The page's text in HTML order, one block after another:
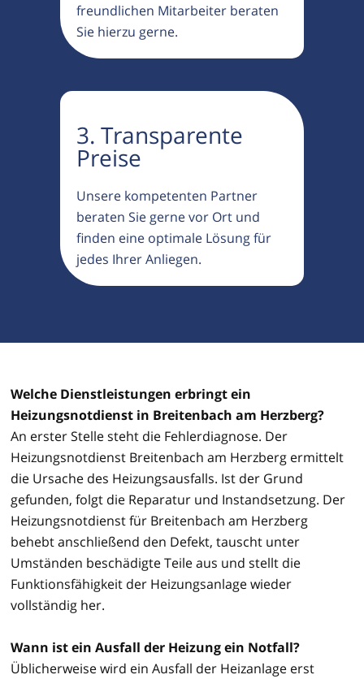
freundlichen Mitarbeiter beraten
Sie hierzu gerne.
3. Transparente
Preise
Unsere kompetenten Partner
beraten Sie gerne vor Ort und
finden eine optimale Lösung für
jedes Ihrer Anliegen.
Welche Dienstleistungen erbringt ein
Heizungsnotdienst in Breitenbach am Herzberg?
An erster Stelle steht die Fehlerdiagnose. Der
Heizungsnotdienst Breitenbach am Herzberg ermittelt
die Ursache des Heizungsausfalls. Ist der Grund
gefunden, folgt die Reparatur und Instandsetzung. Der
Heizungsnotdienst für Breitenbach am Herzberg
behebt anschließend den Defekt, tauscht unter
Umständen beschädigte Teile aus und stellt die
Funktionsfähigkeit der Heizungsanlage wieder
vollständig her.
Wann ist ein Ausfall der Heizung ein Notfall?
Üblicherweise wird ein Ausfall der Heizanlage erst